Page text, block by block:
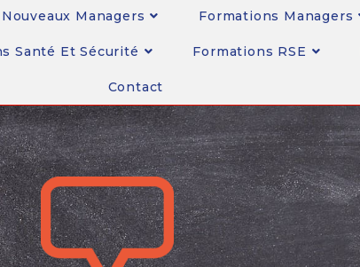
Managers Formations Managers
Santé Et Sécurité Formations RSE
Contact